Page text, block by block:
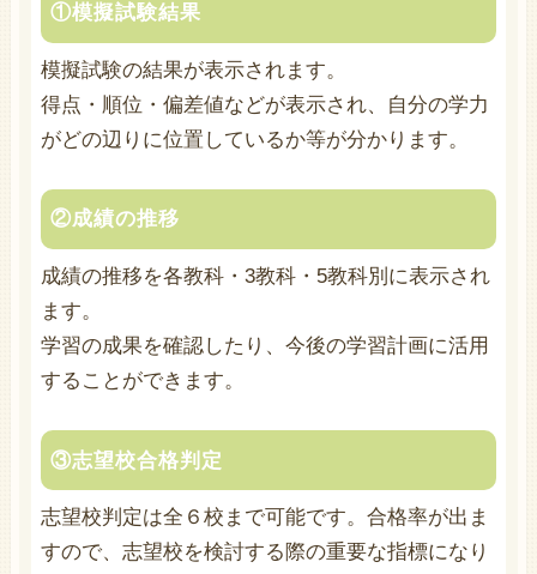
①模擬試験結果
模擬試験の結果が表示されます。
得点・順位・偏差値などが表示され、自分の学力
がどの辺りに位置しているか等が分かります。
②成績の推移
成績の推移を各教科・3教科・5教科別に表示され
ます。
学習の成果を確認したり、今後の学習計画に活用
することができます。
③志望校合格判定
志望校判定は全６校まで可能です。合格率が出ま
すので、志望校を検討する際の重要な指標になり